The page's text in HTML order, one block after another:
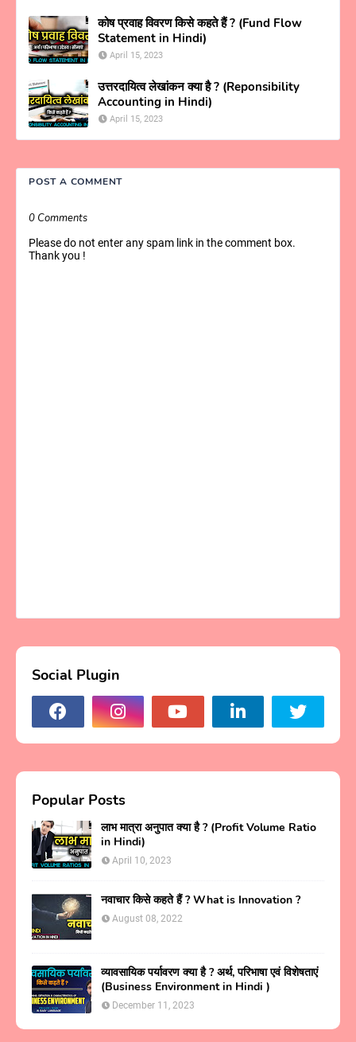
कोष प्रवाह विवरण किसे कहते हैं ? (Fund Flow
Statement in Hindi)
April 15, 2023
उत्तरदायित्व लेखांकन क्या है ? (Reponsibility
Accounting in Hindi)
April 15, 2023
POST A COMMENT
0 Comments
Please do not enter any spam link in the comment box.
Thank you !
Social Plugin
Popular Posts
लाभ मात्रा अनुपात क्या है ? (Profit Volume Ratio
in Hindi)
April 10, 2023
नवाचार किसे कहते हैं ? What is Innovation ?
August 08, 2022
व्यावसायिक पर्यावरण क्या है ? अर्थ, परिभाषा एवं विशेषताएं
(Business Environment in Hindi )
December 11, 2023